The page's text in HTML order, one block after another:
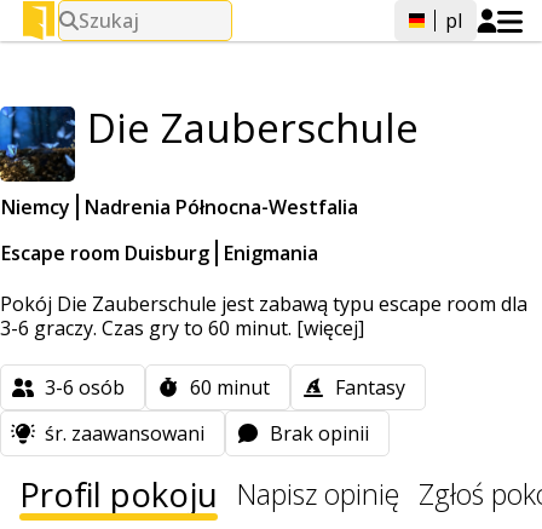
Szukaj pl
Die Zauberschule
Niemcy
Nadrenia Północna-Westfalia
Escape room Duisburg Enigmania
Pokój Die Zauberschule jest zabawą typu escape room dla
3-6 graczy. Czas gry to 60 minut. [więcej]
3-6 osób 60 minut
Fantasy
śr. zaawansowani
Brak opinii
Profil pokoju Napisz opinię Zgłoś